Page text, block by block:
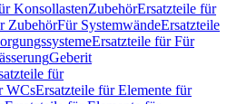
KonsollastenZubehörErsatzteile für
ZubehörFür SystemwändeErsatzteile
Ersatzteile für Für
Geberit
für
WCsErsatzteile für Elemente für